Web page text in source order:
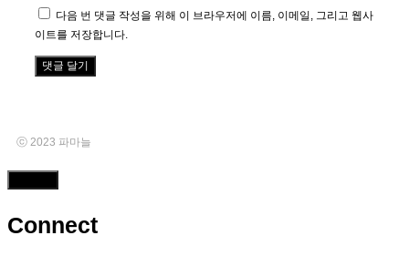
트
다음 번 댓글 작성을 위해 이 브라우저에 이름, 이메일, 그리고 웹사
이트를 저장합니다.
ⓒ 2023 파마늘
Close
Connect